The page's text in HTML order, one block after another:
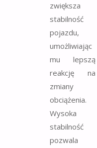
zwiększa
stabilność
pojazdu,
umożliwiając
mu lepszą
reakcję na
zmiany
obciążenia.
Wysoka
stabilność
pozwala